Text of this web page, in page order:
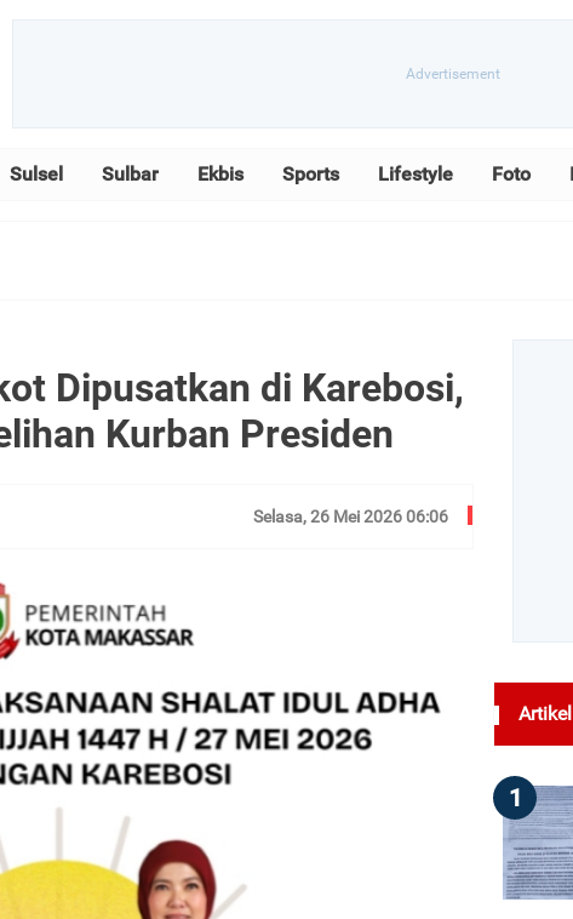
Sulsel Sulbar Ekbis Sports Lifestyle Foto
Dipusatkan di Karebosi,
Kurban Presiden
Selasa, 26 Mei 2026 06:06
1